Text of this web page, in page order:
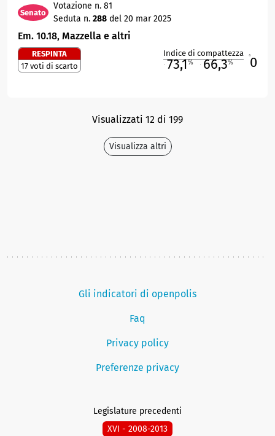
Senato
Votazione n. 81
Seduta n. 288 del 20 mar 2025
Em. 10.18, Mazzella e altri
RESPINTA
17 voti di scarto
Indice di compattezza
73,1% 66,3% 0
Visualizzati 12 di 199
Visualizza altri
Gli indicatori di openpolis
Faq
Privacy policy
Preferenze privacy
Legislature precedenti
XVI - 2008-2013